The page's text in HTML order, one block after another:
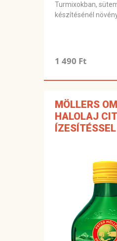
Turmixokban,
készítésénél
1 490 Ft
MÖLLERS
HALOLAJ